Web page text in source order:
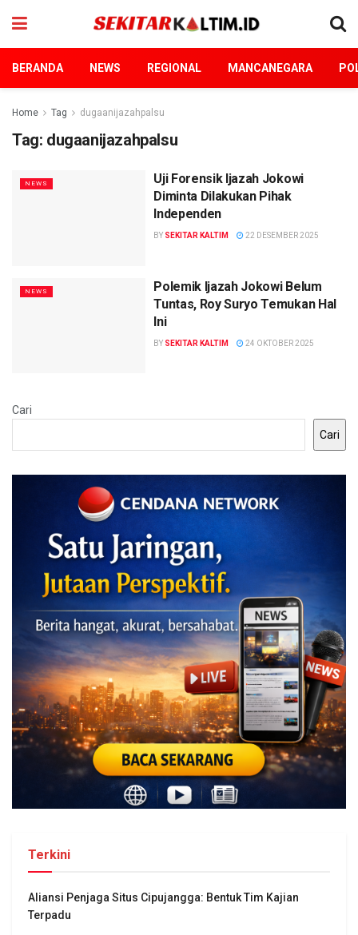
BERANDA NEWS REGIONAL MANCANEGARA
Home Tag dugaanijazahpalsu
Tag: dugaanijazahpalsu
NEWS
Uji Forensik Ijazah Jokowi
Diminta Dilakukan Pihak
Independen
BY SEKITAR KALTIM 22 DESEMBER 2025
NEWS
Polemik Ijazah Jokowi Belum
Tuntas, Roy Suryo Temukan Hal
Ini
BY SEKITAR KALTIM 24 OKTOBER 2025
Cari
Cari
Terkini
Aliansi Penjaga Situs Cipujangga: Bentuk Tim Kajian
Terpadu